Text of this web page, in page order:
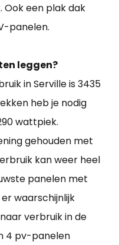
Ook een plak dak
panelen.
leggen?
in Serville is 3435
heb je nodig
wattpiek.
gehouden met
kan weer heel
panelen met
waarschijnlijk
verbruik in de
4 pv-panelen